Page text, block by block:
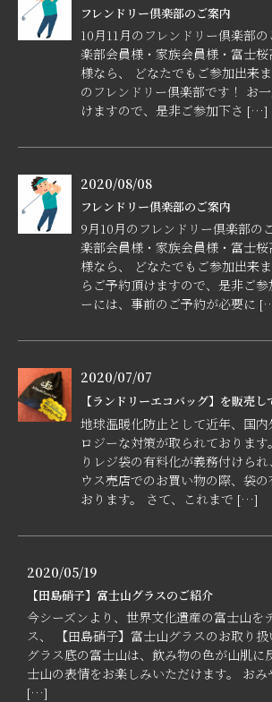
フレンドリー倶楽部のご案内
10月11月のフレンドリー倶楽部
楽部会員様・家族会員様・富士
様なら、 どなたでもご参加出来
のフレンドリー倶楽部です！ お
けますので、是非ご参加下さ […]
2020/08/08
フレンドリー倶楽部のご案内
9月10月のフレンドリー倶楽部の
楽部会員様・家族会員様・富士
様なら、 どなたでもご参加出来
らご予約頂けますので、是非ご
ーには、事前のご予約が必要に
2020/07/07
【ランドリーエコバッグ】を販売し
地球温暖化防止として近年、国
ロジーな対策が取られております
りレジ袋の有料化が義務付けら
ウス売店でのお買い物の際、袋
おります。 さて、これまで […]
2020/05/19
【田島硝子】富士山グラスのご紹介
今シーズンより、世界文化遺産の富士山を
ス、 【田島硝子】富士山グラスのお取り
グラス底の富士山は、飲み物の色が山肌に
士山の表情をお楽しみいただけます。 おみ
[…]